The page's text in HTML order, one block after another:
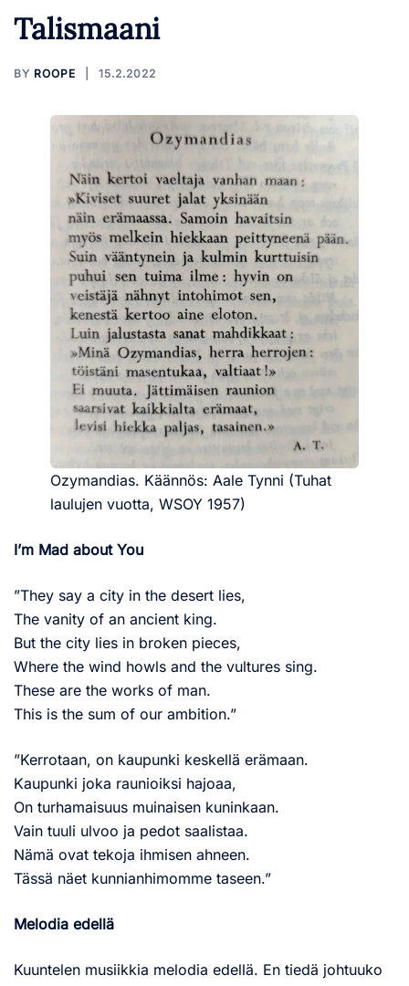
Talismaani
BY ROOPE 15.2.2022
Ozymandias. Käännös: Aale Tynni (Tuhat
laulujen vuotta, WSOY 1957)
I’m Mad about You
”They say a city in the desert lies,
The vanity of an ancient king.
But the city lies in broken pieces,
Where the wind howls and the vultures sing.
These are the works of man.
This is the sum of our ambition.”
”Kerrotaan, on kaupunki keskellä erämaan.
Kaupunki joka raunioiksi hajoaa,
On turhamaisuus muinaisen kuninkaan.
Vain tuuli ulvoo ja pedot saalistaa.
Nämä ovat tekoja ihmisen ahneen.
Tässä näet kunnianhimomme taseen.”
Melodia edellä
Kuuntelen musiikkia melodia edellä. En tiedä johtuuko